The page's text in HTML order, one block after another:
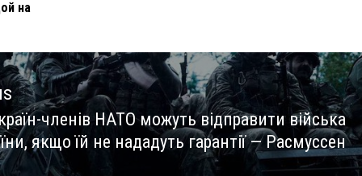
на
членів НАТО можуть відправити війська
якщо їй не нададуть гарантії — Расмуссен